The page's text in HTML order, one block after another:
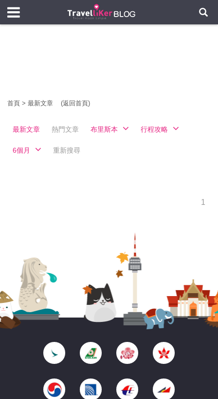
首頁 > 最新文章 (返回首頁)
最新文章 熱門文章 布里斯本 行程攻略
6個月 重新搜尋
1